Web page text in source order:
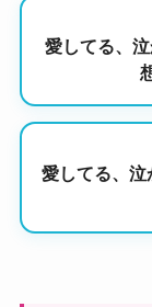
愛してる、
愛してる、泣